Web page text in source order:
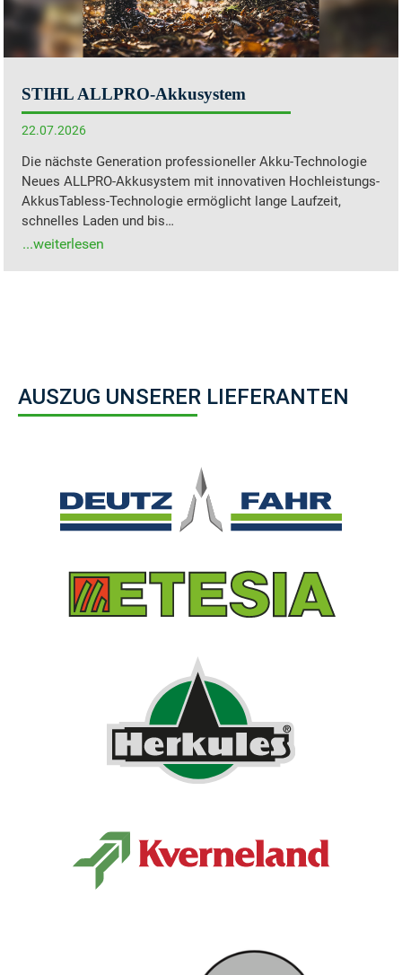
22.07.2026
STIHL ALLPRO-Akkusystem
Die nächste Generation professioneller Akku-Technologie
Neues ALLPRO-Akkusystem mit innovativen Hochleistungs-
AkkusTabless-Technologie ermöglicht lange Laufzeit,
schnelles Laden und bis…
AUSZUG UNSERER LIEFERANTEN